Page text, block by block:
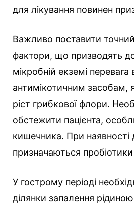
для лікування повинен
Важливо поставити точний
фактори, що призводять
мікробній екземі перевага
антимікотичним засобам,
ріст грибкової флори.
обстежити пацієнта,
кишечника. При наявності
призначаються пробіотики
У гострому періоді
ділянки запалення